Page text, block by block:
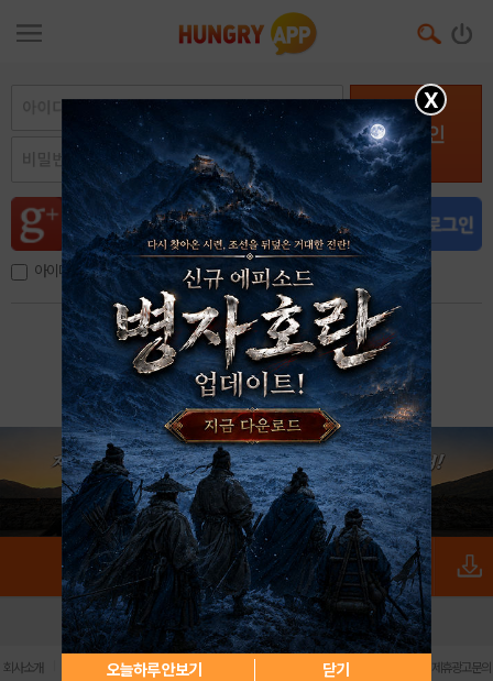
로그인
아이디, 이메일 저장
아이디 / 비밀번호 찾기 회원가입
X
오늘하루 안보기 닫기
로그인 PC버전 전체앱
회사소개 | 개인정보 처리방침 불법촬영물 신고센터 제휴광고문의